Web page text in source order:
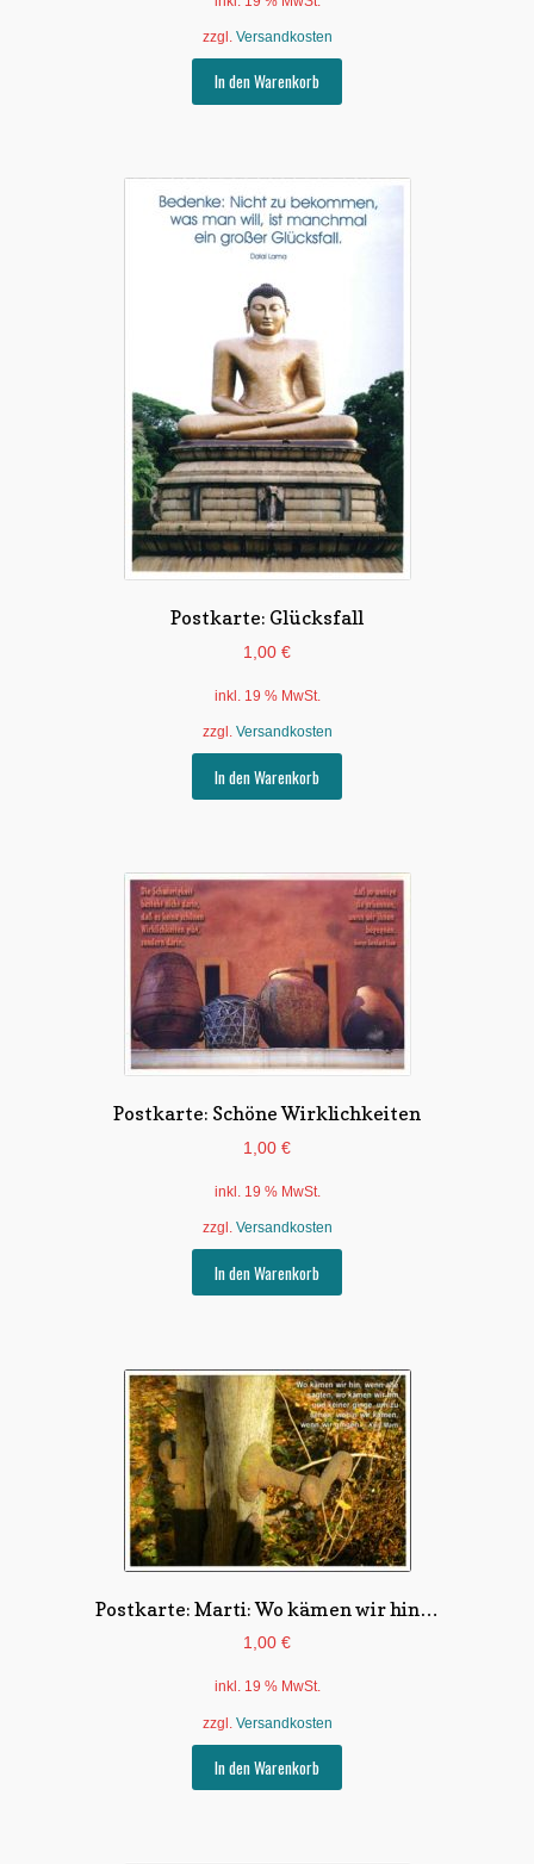
zzgl. Versandkosten
In den Warenkorb
Postkarte: Glücksfall
1,00 €
inkl. 19 % MwSt.
zzgl. Versandkosten
In den Warenkorb
Postkarte: Schöne Wirklichkeiten
1,00 €
inkl. 19 % MwSt.
zzgl. Versandkosten
In den Warenkorb
Postkarte: Marti: Wo kämen wir hin…
1,00 €
inkl. 19 % MwSt.
zzgl. Versandkosten
In den Warenkorb